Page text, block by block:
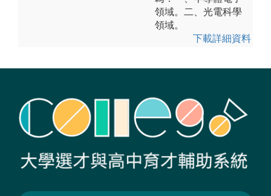
領域。二、光電科學
領域。
下載詳細資料